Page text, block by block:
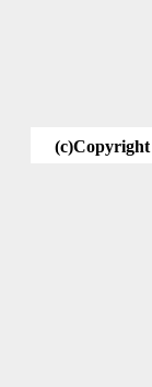
(c)Copyright